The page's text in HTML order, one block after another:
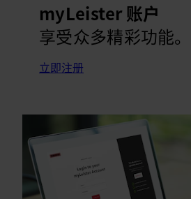
myLeister 账户
享受众多精彩功能。
立即注册